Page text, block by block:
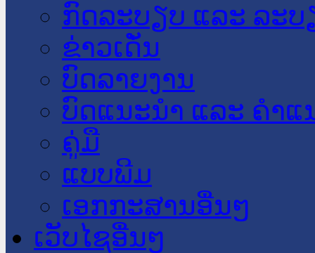
ກົດລະບຽບ ແລະ ລະບ
ຂ່າວເດັ່ນ
ບົດລາຍງານ
ບົດແນະນໍາ ແລະ ຄໍາແ
ຄູ່ມື
ແບບພີມ
ເອກກະສານອື່ນໆ
ເວັບໄຊອື່ນໆ